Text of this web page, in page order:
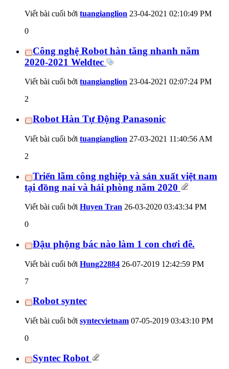
Viết bài cuối bởi tuangianglion 23-04-2021 02:10:49 PM
0
Công nghệ Robot hàn tăng nhanh năm
2020-2021 Weldtec
Viết bài cuối bởi tuangianglion 23-04-2021 02:07:24 PM
2
Robot Hàn Tự Động Panasonic
Viết bài cuối bởi tuangianglion 27-03-2021 11:40:56 AM
2
Triển lãm công nghiệp và sản xuất việt nam
tại đồng nai và hải phòng năm 2020
Viết bài cuối bởi Huyen Tran 26-03-2020 03:43:34 PM
0
Đậu phộng bác nào làm 1 con chơi đê.
Viết bài cuối bởi Hung22884 26-07-2019 12:42:59 PM
7
Robot syntec
Viết bài cuối bởi syntecvietnam 07-05-2019 03:43:10 PM
0
Syntec Robot